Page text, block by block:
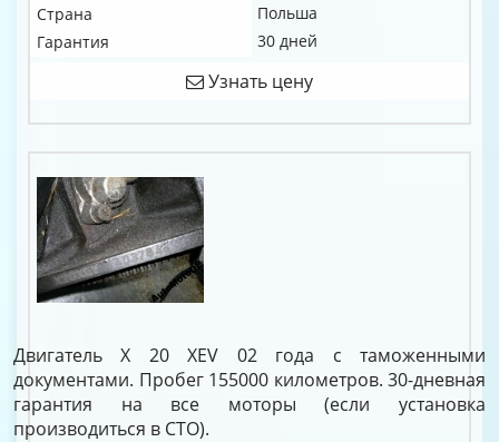
Страна
Польша
Гарантия
30 дней
Узнать цену
Двигатель X 20 XEV 02 года с таможенными
документами. Пробег 155000 километров. 30-дневная
гарантия на все моторы (если установка
производиться в СТО).